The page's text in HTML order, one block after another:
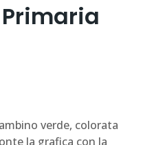
Primaria
verde, colorata
la grafica con la